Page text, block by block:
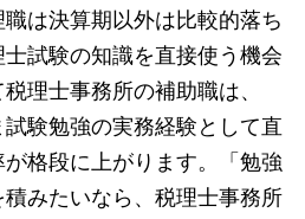
は決算期以外は比較的落ち
試験の知識を直接使う機会
理士事務所の補助職は、
験勉強の実務経験として直
格段に上がります。「勉強
みたいなら、税理士事務所